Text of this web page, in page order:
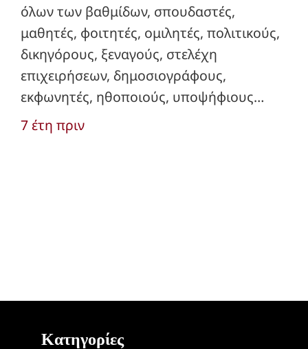
όλων των βαθμίδων, σπουδαστές,
μαθητές, φοιτητές, ομιλητές, πολιτικούς,
δικηγόρους, ξεναγούς, στελέχη
επιχειρήσεων, δημοσιογράφους,
εκφωνητές, ηθοποιούς, υποψήφιους…
7 έτη πριν
Κατηγορίες